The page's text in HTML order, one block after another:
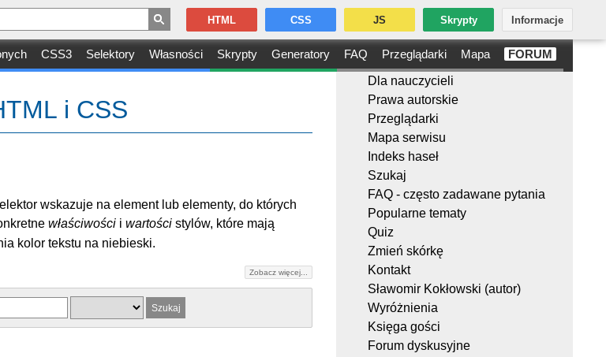
CSS3 Selektory Własności Skrypty Generatory FAQ Przeglądarki Mapa FORUM
HTML CSS JS Skrypty Informacje
Dla nauczycieli
Prawa autorskie
Przeglądarki
Mapa serwisu
Indeks haseł
Szukaj
FAQ - często zadawane pytania
Popularne tematy
Quiz
Zmień skórkę
Kontakt
Sławomir Kokłowski (autor)
Wyróżnienia
Księga gości
Forum dyskusyjne
i CSS
wskazuje na element lub elementy, do których
właściwości i wartości stylów, które mają
kolor tekstu na niebieski.
Zobacz więcej...